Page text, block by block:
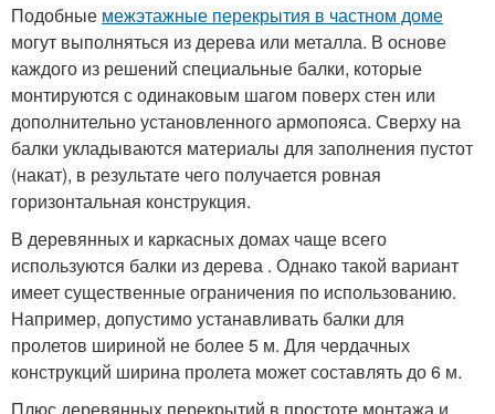
Подобные межэтажные перекрытия в частном доме
могут выполняться из дерева или металла. В основе
каждого из решений специальные балки, которые
монтируются с одинаковым шагом поверх стен или
дополнительно установленного армопояса. Сверху на
балки укладываются материалы для заполнения пустот
(накат), в результате чего получается ровная
горизонтальная конструкция.
В деревянных и каркасных домах чаще всего
используются балки из дерева . Однако такой вариант
имеет существенные ограничения по использованию.
Например, допустимо устанавливать балки для
пролетов шириной не более 5 м. Для чердачных
конструкций ширина пролета может составлять до 6 м.
Плюс деревянных перекрытий в простоте монтажа и